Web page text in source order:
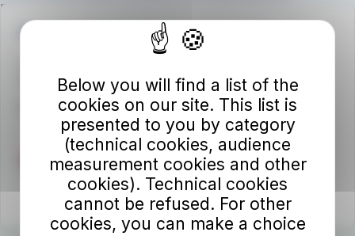
Required field
Please confirm you are not a robot.
Autolinee Toscane S.p.A.
50032 Borgo San Lorenzo (FI)
Partita IVA 02194050486
Below you will find a list of the
cookies on our site. This list is
presented to you by category
(technical cookies, audience
measurement cookies and other
cookies). Technical cookies
cannot be refused. For other
cookies, you can make a choice